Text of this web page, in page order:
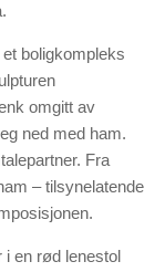
boligkompleks
omgitt av
ned med ham.
Fra
– tilsynelatende
i en rød lenestol